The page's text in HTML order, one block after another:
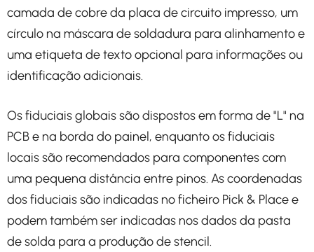
camada de cobre da placa de circuito impresso, um
círculo na máscara de soldadura para alinhamento e
uma etiqueta de texto opcional para informações ou
identificação adicionais.
Os fiduciais globais são dispostos em forma de "L" na
PCB e na borda do painel, enquanto os fiduciais
locais são recomendados para componentes com
uma pequena distância entre pinos. As coordenadas
dos fiduciais são indicadas no ficheiro Pick & Place e
podem também ser indicadas nos dados da pasta
de solda para a produção de stencil.